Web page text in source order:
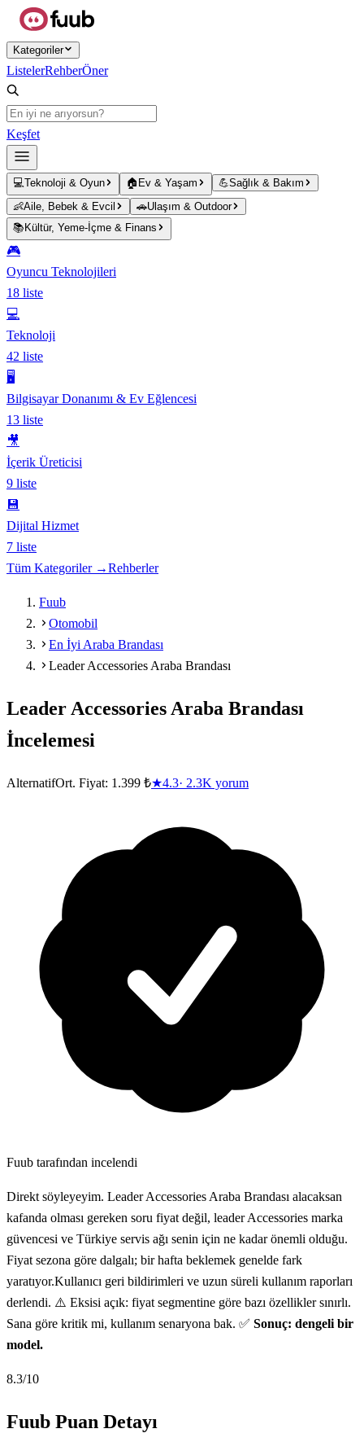
Ana içeriğe atla
Kategoriler
ListelerRehberÖner
Keşfet
💻Teknoloji & Oyun 🏠 Ev & Yaşam 💪Sağlık & Bakım
👶Aile, Bebek & Evcil 🚗Ulaşım & Outdoor
📚 Kültür, Yeme-İçme & Finans
🎮
Oyuncu Teknolojileri
18 liste
💻
Teknoloji
42 liste
🖥️
Bilgisayar Donanımı & Ev Eğlencesi
13 liste
🎥
İçerik Üreticisi
9 liste
💾
Dijital Hizmet
7 liste
Tüm Kategoriler →Rehberler
Fuub
Otomobil
En İyi Araba Brandası
Leader Accessories Araba Brandası
Leader Accessories Araba Brandası
İncelemesi
AlternatifOrt. Fiyat: 1.399 ₺★4.3· 2.3K yorum
Fuub tarafından incelendi
Direkt söyleyeyim. Leader Accessories Araba Brandası alacaksan
kafanda olması gereken soru fiyat değil, leader Accessories marka
güvencesi ve Türkiye servis ağı senin için ne kadar önemli olduğu.
Fiyat sezona göre dalgalı; bir hafta beklemek genelde fark
yaratıyor.Kullanıcı geri bildirimleri ve uzun süreli kullanım raporları
derlendi. ⚠️ Eksisi açık: fiyat segmentine göre bazı özellikler sınırlı.
Sana göre kritik mi, kullanım senaryona bak. ✅ Sonuç: dengeli bir
model.
8.3/10
Fuub Puan Detayı